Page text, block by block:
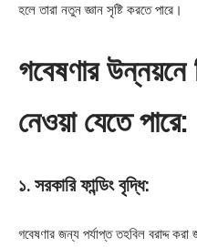
হলে তারা নতুন জ্ঞান সৃষ্টি করতে পারে।
গবেষণার উন্নয়নে
নেওয়া যেতে পারে:
১. সরকারি ফান্ডিং বৃদ্ধি:
গবেষণার জন্য পর্যাপ্ত তহবিল বরাদ্দ